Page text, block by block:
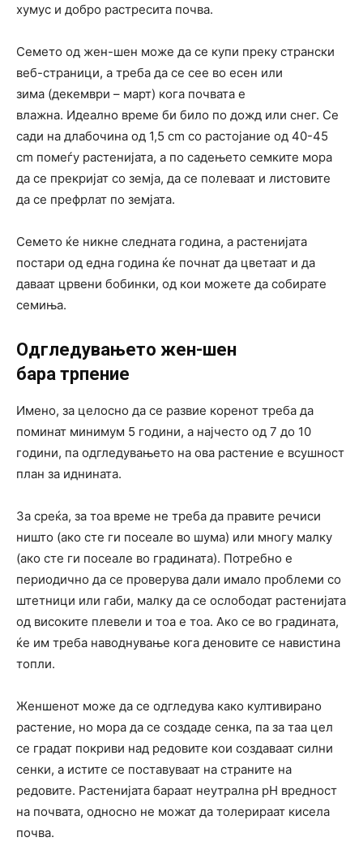
хумус и добро растресита почва.
Семето од жен-шен може да се купи преку странски
веб-страници, а треба да се сее во есен или
зима (декември – март) кога почвата е
влажна. Идеално време би било по дожд или снег. Се
сади на длабочина од 1,5 cm со растојание од 40-45
cm помеѓу растенијата, а по садењето семките мора
да се прекријат со земја, да се полеваат и листовите
да се префрлат по земјата.
Семето ќе никне следната година, а растенијата
постари од една година ќе почнат да цветаат и да
даваат црвени бобинки, од кои можете да собирате
семиња.
Одгледувањето жен-шен
бара трпение
Имено, за целосно да се развие коренот треба да
поминат минимум 5 години, а најчесто од 7 до 10
години, па одгледувањето на ова растение е всушност
план за иднината.
За среќа, за тоа време не треба да правите речиси
ништо (ако сте ги посеале во шума) или многу малку
(ако сте ги посеале во градината). Потребно е
периодично да се проверува дали имало проблеми со
штетници или габи, малку да се ослободат растенијата
од високите плевели и тоа е тоа. Ако се во градината,
ќе им треба наводнување кога деновите се навистина
топли.
Женшенот може да се одгледува како култивирано
растение, но мора да се создаде сенка, па за таа цел
се градат покриви над редовите кои создаваат силни
сенки, а истите се поставуваат на страните на
редовите. Растенијата бараат неутрална pH вредност
на почвата, односно не можат да толерираат кисела
почва.